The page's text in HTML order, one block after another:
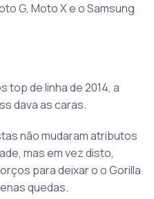
G, Moto X e o Samsung
top de linha de 2014, a
dava as caras.
não mudaram atributos
mas em vez disto,
para deixar o o Gorilla
quedas.